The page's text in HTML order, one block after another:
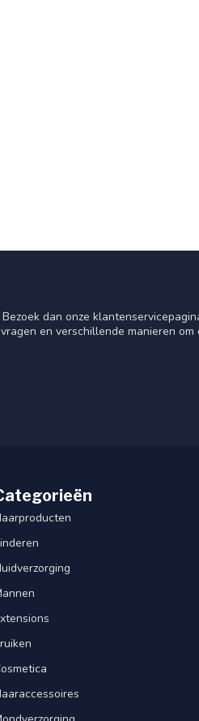
dan onze
en verschillende manieren om